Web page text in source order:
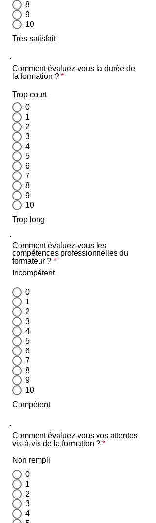
8
9
10
Très satisfait
Comment évaluez-vous la durée de
la formation ? *
0
1
2
3
4
5
6
7
8
9
10
Trop court
Trop long
Comment évaluez-vous les
compétences professionnelles du
formateur ? *
0
1
2
3
4
5
6
7
8
9
10
Incompétent
Compétent
Comment évaluez-vous vos attentes
vis-à-vis de la formation ? *
0
1
2
3
4
Non rempli